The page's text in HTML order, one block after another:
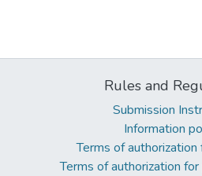
Rules and
Submission
Information
Terms of authorization
Terms of authorization